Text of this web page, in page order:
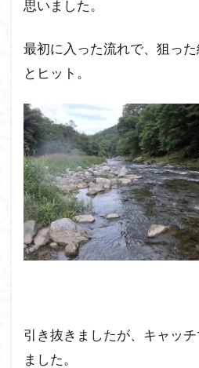
思いました。
最初に入った流れで、狙っ
とヒット。
引き抜きましたが、キャッ
ました。